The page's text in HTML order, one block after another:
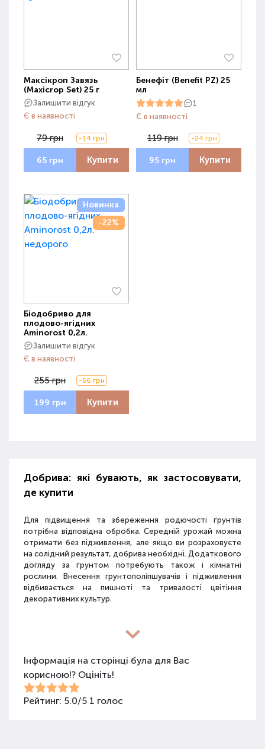
Максікроп Завязь
(Maxicrop Set) 25 г
Залишити відгук
Є в наявності
79 грн -14 грн
65 грн Купити
Бенефіт (Benefit PZ) 25
мл
1
Є в наявності
119 грн -24 грн
95 грн Купити
Новинка
-22%
Біодобриво для
плодово-ягідних
Aminorost 0,2л.
Залишити відгук
Є в наявності
255 грн -56 грн
199 грн Купити
Добрива: які бувають, як застосовувати,
де купити
Для підвищення та збереження родючості ґрунтів
потрібна відповідна обробка. Середній урожай можна
отримати без підживлення, але якщо ви розраховуєте
на солідний результат, добрива необхідні. Додаткового
догляду за ґрунтом потребують також і кімнатні
рослини. Внесення грунтополіпшувачів і підживлення
відбивається на пишноті та тривалості цвітіння
декоративних культур.
Різновиди засобів для покращення
Для покращення поживних якостей ґрунту
використовуються різні види засобів: мінеральні
добрива, органічні суміші, засоби змішаного типу,
Інформація на сторінці була для Вас
корисною!? Оцініть!
Рейтинг: 5.0/5 1 голос